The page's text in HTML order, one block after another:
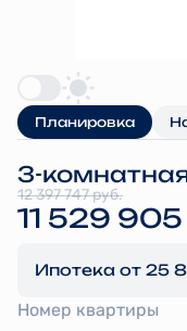
Планировка
3-
12 397 747 руб.
11 529
Ипотека от 25
Номер квартиры